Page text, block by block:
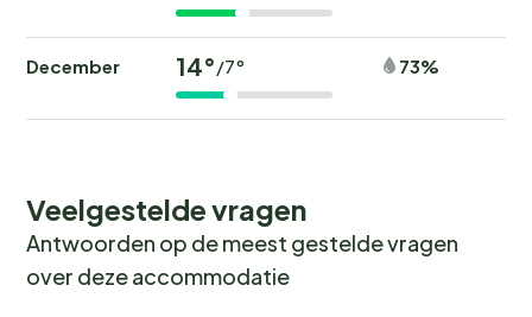
December 14°/7° 73%
Veelgestelde vragen
Antwoorden op de meest gestelde vragen
over deze accommodatie